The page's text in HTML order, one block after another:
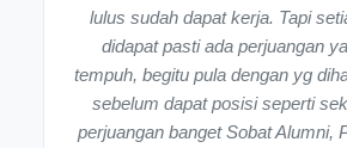
lulus sudah dapat kerja. Tapi
didapat pasti ada perjuangan
tempuh, begitu pula dengan yg
sebelum dapat posisi seperti
perjuangan banget Sobat Alumni,